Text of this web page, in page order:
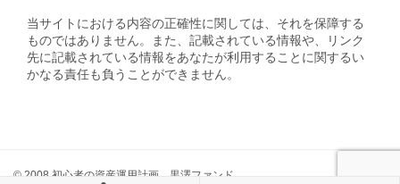
当サイトにおける内容の正確性に関しては、それを保障する
ものではありません。また、記載されている情報や、リンク
先に記載されている情報をあなたが利用することに関するい
かなる責任も負うことができません。
© 2008 初心者の資産運用計画 黒澤ファンド